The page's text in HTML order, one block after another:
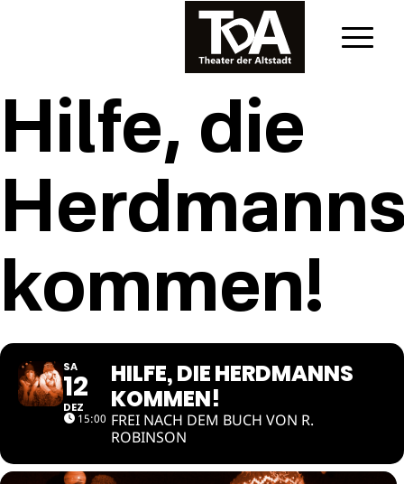
Hilfe, die
kommen!
SA
12
DEZ
15:00
HILFE, DIE HERDMANNS
KOMMEN!
FREI NACH DEM BUCH VON R.
ROBINSON